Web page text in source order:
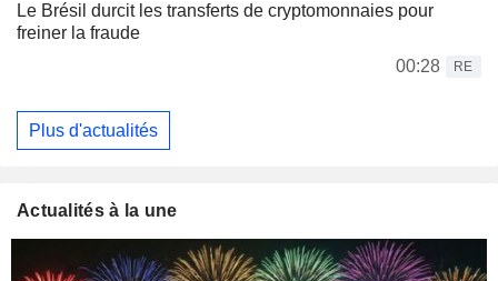
Le Brésil durcit les transferts de cryptomonnaies pour
freiner la fraude
00:28
RE
Plus d'actualités
Actualités à la une